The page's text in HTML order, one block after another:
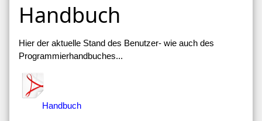
Handbuch
Hier der aktuelle Stand des Benutzer- wie auch des
Programmierhandbuches...
Handbuch